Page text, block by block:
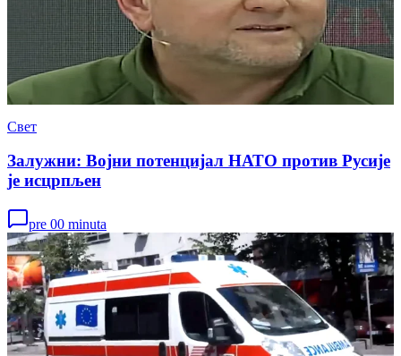
Свет
Залужни: Војни потенцијал НАТО против Русије
је исцрпљен
pre 00 minuta